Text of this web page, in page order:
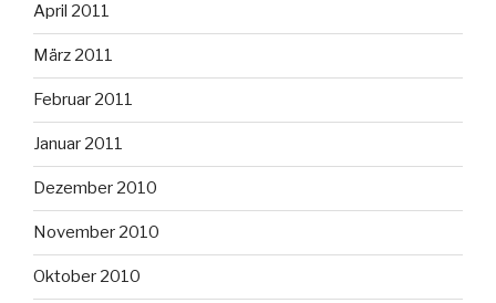
April 2011
März 2011
Februar 2011
Januar 2011
Dezember 2010
November 2010
Oktober 2010